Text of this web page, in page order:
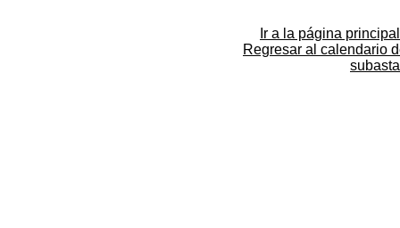
Ir a la página principal
Regresar al calendario